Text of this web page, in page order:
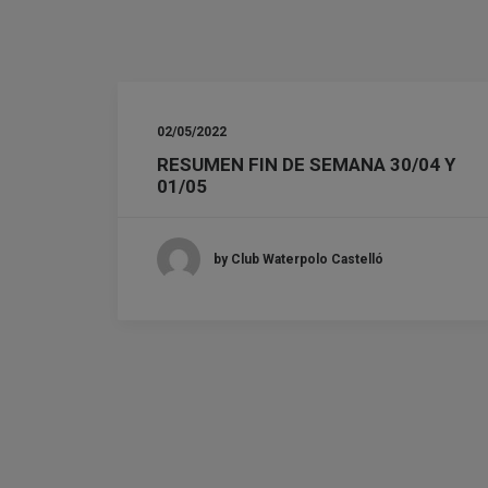
02/05/2022
RESUMEN FIN DE SEMANA 30/04 Y
01/05
by Club Waterpolo Castelló